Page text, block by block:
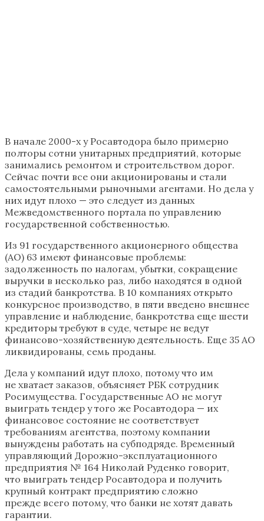
​​В начале 2000-х у Росавтодора было примерно
полторы сотни унитар​ных предприятий, которые
занимались ремонтом и строительством дорог.
Сейчас почти все они акционированы и стали
самостоятельными рыночными агентами. Но дела у
них идут плохо — это следует из данных
Межведомственного портала по управлению
государственной собственностью.
Из 91 государственного акционерного общества
(АО) 63 имеют финансовые проблемы:
задолженность по налогам, убытки, сокращение
выручки в несколько раз, либо находятся в одной
из стадий банкротства​. В 10 компаниях открыто
конкурсное производство, в пяти введено внешнее
управление и наблюдение, банкротства еще шести
кредиторы требуют в суде, четыре не ведут
финансово-хозяйственную деятельность. Еще 35 АО
ликвидированы, семь проданы.
Дела у компаний идут плохо, потому что им
не хватает заказов, объясняет РБК сотрудник
Росимущества. Государственные АО не могут
выиграть тендер у того же Росавтодора — их
финансовое состояние не соответствует
требованиям агентства, поэтому компании
вынуждены работать на субподряде. Временный
управляющий Дорожно-эксплуатационного
предприятия № 164 Николай Руденко говорит,
что выиграть тендер Росавтодора и получить
крупный контракт предприятию сложно
прежде всего потому, что банки не хотят давать
гарантии.